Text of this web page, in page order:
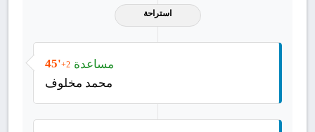
استراحة
45'+2 مساعدة
محمد مخلوف